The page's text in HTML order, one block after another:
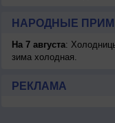
НАРОДНЫЕ
На 7 августа:
зима холодная.
РЕКЛАМА